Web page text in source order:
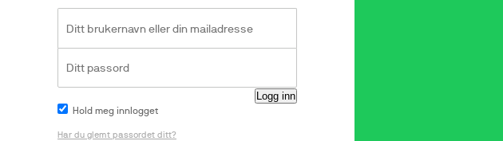
Hold meg innlogget
Har du glemt passordet ditt?